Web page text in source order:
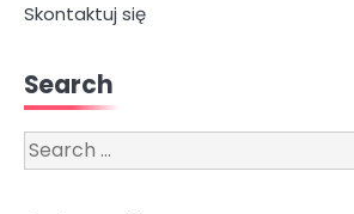
Skontaktuj się
Search
Search
for: